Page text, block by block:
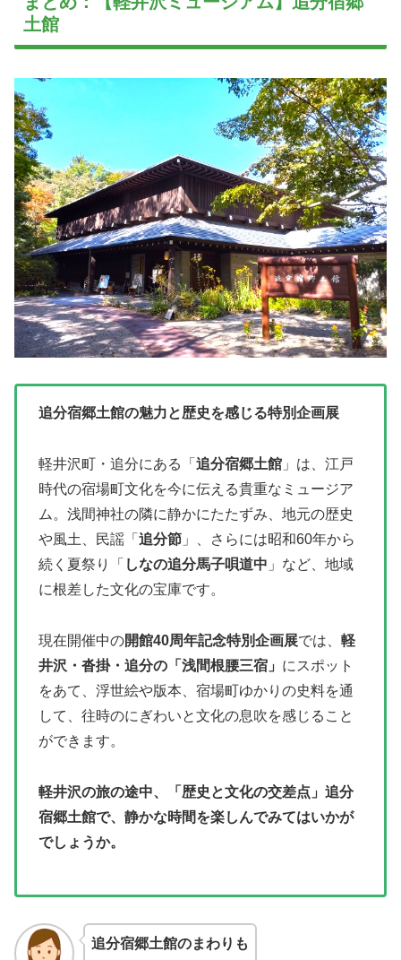
土館
追分宿郷土館の魅力と歴史を感じる特別企画展
軽井沢町・追分にある「 追分宿郷土館 」は、江戸
時代の宿場町文化を今に伝える貴重なミュージア
ム。浅間神社の隣に静かにたたずみ、地元の歴史
や風土、民謡「 追分節 」、さらには昭和60年から
続く夏祭り「 しなの追分馬子唄道中 」など、地域
に根差した文化の宝庫です。
現在開催中の開館40周年記念特別企画展では、 軽
井沢・沓掛・追分の「浅間根腰三宿」 にスポット
をあて、浮世絵や版本、宿場町ゆかりの史料を通
して、往時のにぎわいと文化の息吹を感じること
ができます。
軽井沢の旅の途中、「歴史と文化の交差点」追分
宿郷土館で、静かな時間を楽しんでみてはいかが
でしょうか。
追分宿郷土館のまわりも